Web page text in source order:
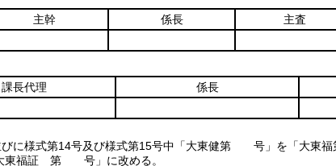
主幹 係長 主査
課長代理 係長
びに様式第14号及び様式第15号中「大東健第 号」を「大東
東福証 第 号」に改める。